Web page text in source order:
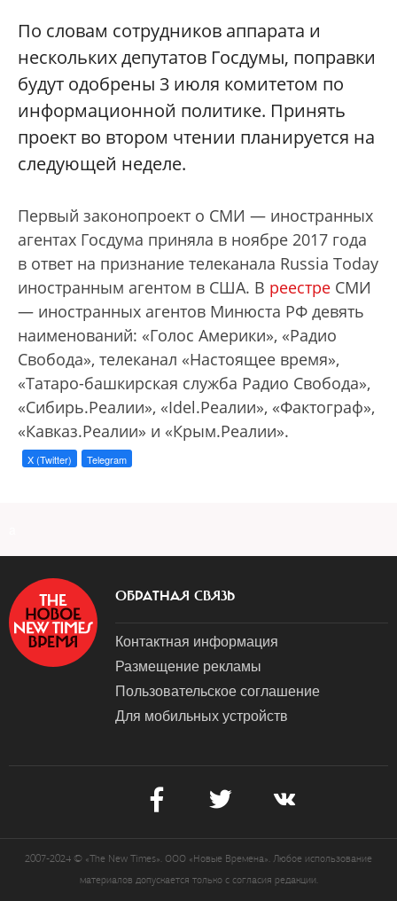
По словам сотрудников аппарата и
нескольких депутатов Госдумы, поправки
будут одобрены 3 июля комитетом по
информационной политике. Принять
проект во втором чтении планируется на
следующей неделе.
Первый законопроект о СМИ — иностранных
агентах Госдума приняла в ноябре 2017 года
в ответ на признание телеканала Russia Today
иностранным агентом в США. В реестре СМИ
— иностранных агентов Минюста РФ девять
наименований: «Голос Америки», «Радио
Свобода», телеканал «Настоящее время»,
«Татаро-башкирская служба Радио Свобода»,
«Сибирь.Реалии», «Idel.Реалии», «Фактограф»,
«Кавказ.Реалии» и «Крым.Реалии».
X (Twitter) Telegram
ОБРАТНАЯ СВЯЗЬ
Контактная информация
Размещение рекламы
Пользовательское соглашение
Для мобильных устройств
2007-2024 © «The New Times». ООО «Новые Времена». Любое использование
материалов допускается только с согласия редакции.